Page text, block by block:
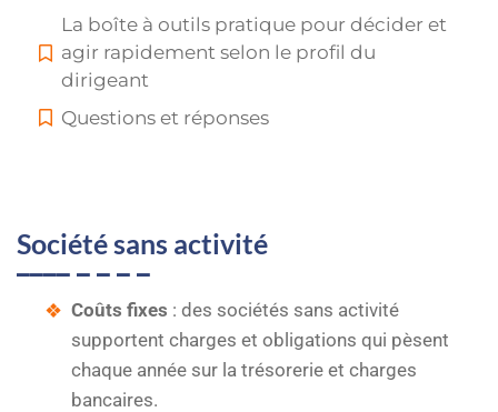
La boîte à outils pratique pour décider et
agir rapidement selon le profil du
dirigeant
Questions et réponses
Société sans activité
Coûts fixes : des sociétés sans activité
supportent charges et obligations qui pèsent
chaque année sur la trésorerie et charges
bancaires.